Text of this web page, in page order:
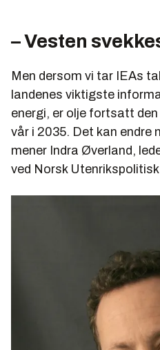
– Vesten
Men dersom vi tar IEAs
landenes viktigste
energi, er olje fortsatt
vår i 2035. Det kan endre
mener Indra Øverland,
ved Norsk